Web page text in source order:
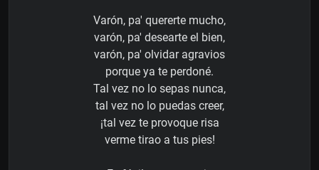
Varón, pa' quererte mucho,
varón, pa' desearte el bien,
varón, pa' olvidar agravios
porque ya te perdoné.
Tal vez no lo sepas nunca,
tal vez no lo puedas creer,
¡tal vez te provoque risa
verme tirao a tus pies!